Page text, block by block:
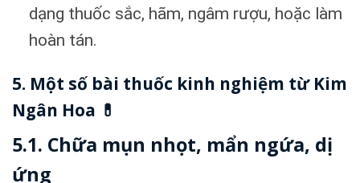
dạng thuốc sắc, hãm, ngâm rượu, hoặc làm
hoàn tán.
5. Một số bài thuốc kinh nghiệm từ Kim
Ngân Hoa 💊
5.1. Chữa mụn nhọt, mẩn ngứa, dị
ứng